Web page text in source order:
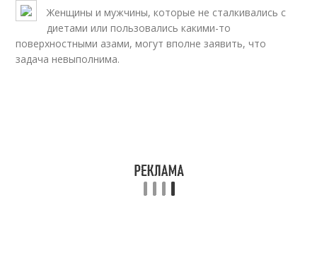
Женщины и мужчины, которые не сталкивались с
диетами или пользовались какими-то
поверхностными азами, могут вполне заявить, что
задача невыполнима.